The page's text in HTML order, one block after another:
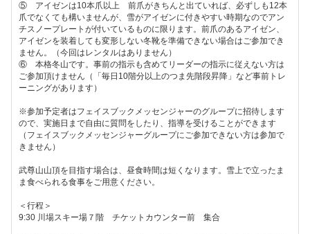
⑤ アイゼンは10本爪以上 前爪がきちんと出ていれば、必ずしも12本
爪でなくても構いませんが、雪がアイゼンに付きやすい時期なのでアン
チスノープレートが付いているものに限ります。前爪のあるアイゼン、
アイゼンを装着しても変形しない冬靴を準備できない場合はご参加でき
ません。（今回はレンタルはありません）
⑥ 本格冬山です。事前の指示も含めてリーダーの指示に従えない方は
ご参加頂けません（「毎日10階分以上のつま先階段昇降」など事前トレ
ーニングがあります）
※参加予定者はフェイスブックメッセンジャーのグループに招待します
ので、実施日まで自由に質問をしたり、指導を受けることができます
（フェイスブックメッセンジャーグループにご参加できない方は参加で
きません）
武尊山山頂を目指す場合は、昼食時間は短くなります。雪上で立ったま
ま食べられる食事をご用意ください。
＜行程＞
9:30 川場スキー場７階 チケットカウンター前 集合